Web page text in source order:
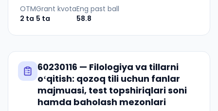
OTM
2 ta
Grant kvota
5 ta
Eng past ball
58.8
60230116 — Filologiya va tillarni
oʻqitish: qozoq tili uchun fanlar
majmuasi, test topshiriqlari soni
hamda baholash mezonlari